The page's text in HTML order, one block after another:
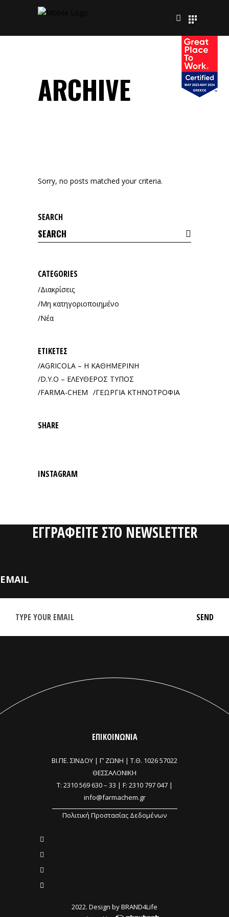
ARCHIVE
Sorry, no posts matched your criteria.
SEARCH
Search
for:
CATEGORIES
Διακρίσεις
Μη κατηγοριοποιημένο
Νέα
ΕΤΙΚΈΤΕΣ
AGRICOLA – Η ΚΑΘΗΜΕΡΙΝΗ
D.Y.O – ΕΛΕΥΘΕΡΟΣ ΤΥΠΟΣ
FARMA-CHEM
ΓΕΩΡΓΙΑ ΚΤΗΝΟΤΡΟΦΙΑ
SHARE
INSTAGRAM
ΕΓΓΡΑΦΕΙΤΕ ΣΤΟ NEWSLETTER
EMAIL
ΕΠΙΚΟΙΝΩΝΙΑ
ΒΙ.ΠΕ. ΣΙΝΔΟΥ | Γ’ ΖΩΝΗ | Τ.Θ. 1026 57022
ΘΕΣΣΑΛΟΝΙΚΗ
T: 2310 569 630– 33 | F: 2310 797 047 |
info@farmachem.gr
Πολιτική Προστασίας Δεδομένων
2022. Design byBRAND4Life